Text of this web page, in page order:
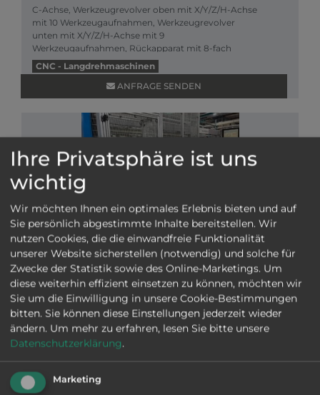
Ihre Privatsphäre ist uns
wichtig
Wir möchten Ihnen ein optimales Erlebnis bieten und auf
Sie persönlich abgestimmte Inhalte bereitstellen. Wir
nutzen Cookies, die die einwandfreie Funktionalität
unserer Website sicherstellen (notwendig) und solche für
Zwecke der Statistik sowie des Online-Marketings. Um
diese weiterhin effizient einsetzen zu können, möchten wir
Sie um die Einwilligung in unsere Cookie-Bestimmungen
bitten. Sie können diese Einstellungen jederzeit wieder
ändern. Um mehr zu erfahren, lesen Sie bitte unsere
Datenschutzerklärung.
Marketing
C-Achse, Werkzeugrevolver oben mit X/Y/Z/H-Achse
mit 10 Werkzeugaufnahmen, Werkzeugrevolver
unten mit X/Y/Z/H-Achse mit 9
Werkzeugaufnahmen, Rückapparat mit 8-fach
Gesamtantrieb für 3 Werkzeuge, Sch
Mehr Informationen
CNC - Langdrehmaschinen
ANFRAGE SENDEN
VIB-Nr: 01-28842
TRAUB TNL 12 K
2003 verkauft 12 mm Mitsubishi TX8i
Haupt- und Gegenspindel, 2 Revolver mit je 6
angetriebenen Stationen (ohne Werkzeuge), C-
Achse auf Haupt- und Gegenspindel, Teile
Ausführung SINTECO Roboter 2 Achsen in der
Gegenspindel, Hochdruck, S
CNC - Langdrehmaschinen